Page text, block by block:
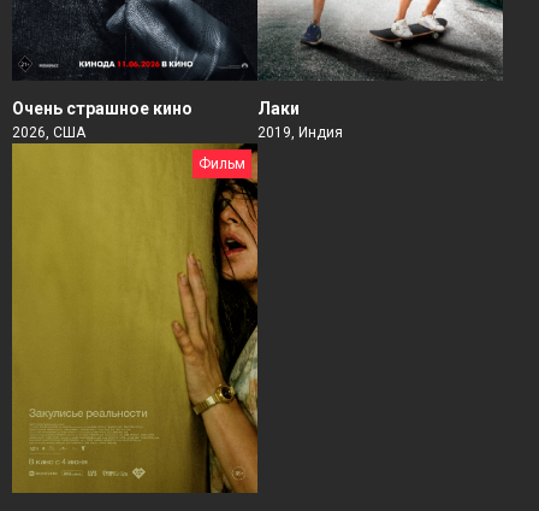
Очень страшное кино
2026, США
Лаки
2019, Индия
Фильм